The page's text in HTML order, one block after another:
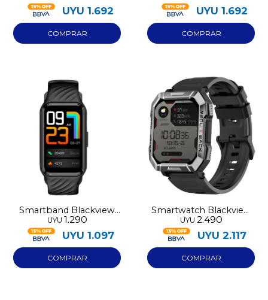
UYU 1.692 UYU 1.692
Smartband Blackview
R10
UYU 1.290
UYU 1.097
Smartwatch Blackview
W60
UYU 2.490
UYU 2.117